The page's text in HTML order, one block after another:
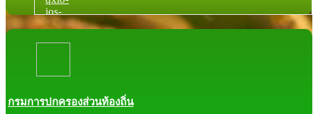
กรมการปกครองส่วนท้องถิ่น